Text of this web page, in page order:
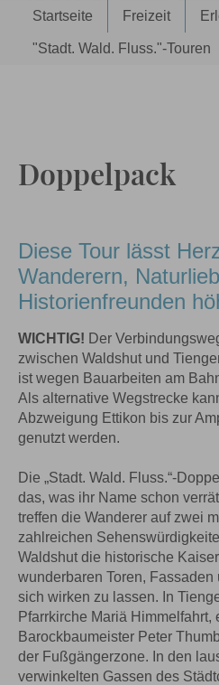
Sie sind hier:
Startseite Freizeit
"Stadt. Wald. Fluss."-Touren
Doppelpack
Diese Tour lässt
Wanderern,
Historienfreunden
WICHTIG! Der
zwischen Waldshut und
ist wegen Bauarbeiten am
Als alternative Wegstrecke
Abzweigung Ettikon bis zur
genutzt werden.
Die „Stadt. Wald. Fluss.“-
das, was ihr Name schon
treffen die Wanderer auf zwei
zahlreichen
Waldshut die historische
wunderbaren Toren,
sich wirken zu lassen. In
Pfarrkirche Mariä Himmelfahrt,
Barockbaumeister Peter
der Fußgängerzone. In den
verwinkelten Gassen des